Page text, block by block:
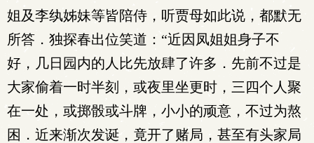
姐及李纨姊妹等皆陪侍，听贾母如此说，都默无
所答．独探春出位笑道：“近因凤姐姐身子不
好，几日园内的人比先放肆了许多．先前不过是
大家偷着一时半刻，或夜里坐更时，三四个人聚
在一处，或掷骰或斗牌，小小的顽意，不过为熬
困．近来渐次发诞，竟开了赌局，甚至有头家局